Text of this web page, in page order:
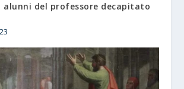
alunni del professore decapitato